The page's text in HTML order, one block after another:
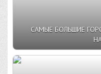
САМЫЕ БОЛЬШИЕ